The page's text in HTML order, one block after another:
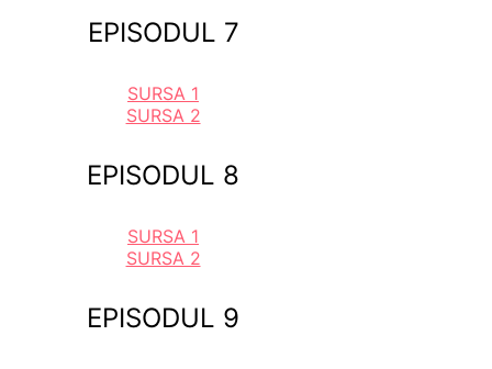
EPISODUL 7
SURSA 1
SURSA 2
EPISODUL 8
SURSA 1
SURSA 2
EPISODUL 9